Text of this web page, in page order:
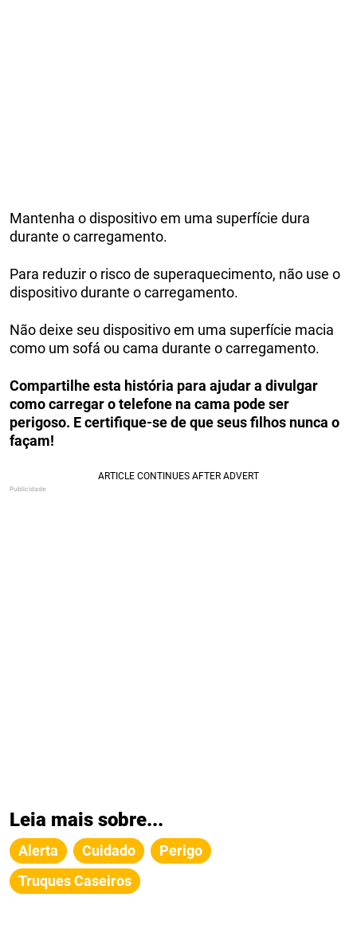
Mantenha o dispositivo em uma superfície dura
durante o carregamento.
Para reduzir o risco de superaquecimento, não use o
dispositivo durante o carregamento.
Não deixe seu dispositivo em uma superfície macia
como um sofá ou cama durante o carregamento.
Compartilhe esta história para ajudar a divulgar
como carregar o telefone na cama pode ser
perigoso. E certifique-se de que seus filhos nunca o
façam!
Leia mais sobre...
Alerta Cuidado
Perigo
Truques Caseiros